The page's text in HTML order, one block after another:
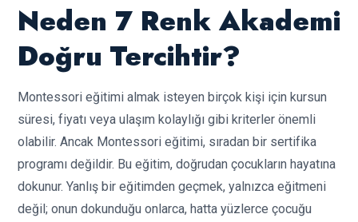
Neden 7 Renk Akademi
Doğru Tercihtir?
Montessori eğitimi almak isteyen birçok kişi için kursun
süresi, fiyatı veya ulaşım kolaylığı gibi kriterler önemli
olabilir. Ancak Montessori eğitimi, sıradan bir sertifika
programı değildir. Bu eğitim, doğrudan çocukların hayatına
dokunur. Yanlış bir eğitimden geçmek, yalnızca eğitmeni
değil; onun dokunduğu onlarca, hatta yüzlerce çocuğu